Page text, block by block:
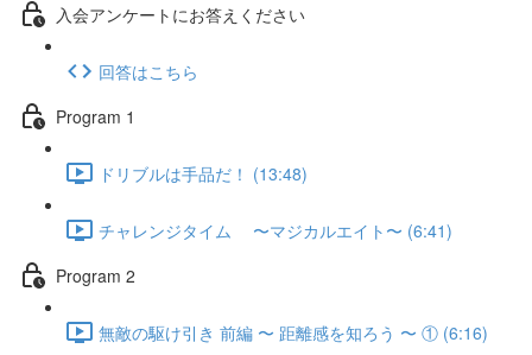
入会アンケートにお答えください
回答はこちら
Program 1
ドリブルは手品だ！ (13:48)
チャレンジタイム 〜マジカルエイト〜 (6:41)
Program 2
無敵の駆け引き 前編 〜 距離感を知ろう 〜 ① (6:16)